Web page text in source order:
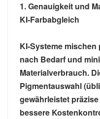
1. Genauigkeit und
KI-Farbabgleich
KI-Systeme mischen
nach Bedarf und
Materialverbrauch.
Pigmentauswahl
gewährleistet
bessere